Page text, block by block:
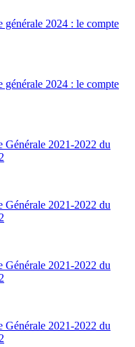
générale 2024 : le compte
générale 2024 : le compte
Générale 2021-2022 du
Générale 2021-2022 du
Générale 2021-2022 du
Générale 2021-2022 du